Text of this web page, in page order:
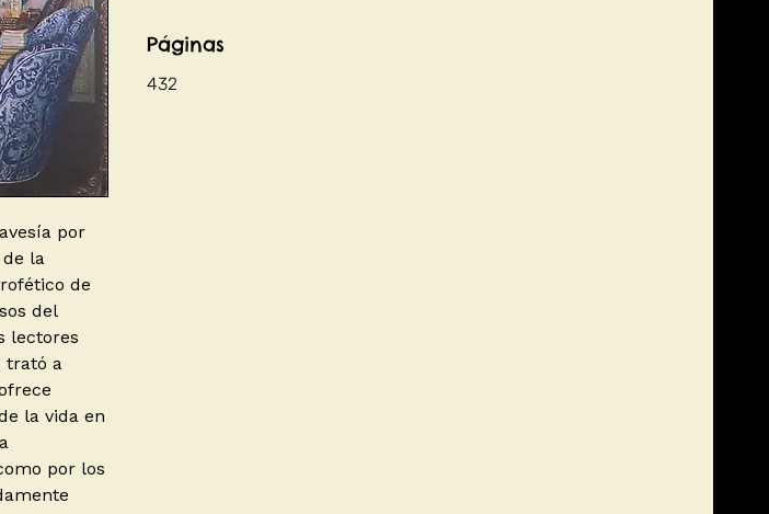
por
la
de
del
lectores
trató a
la vida en
por los
Páginas
432